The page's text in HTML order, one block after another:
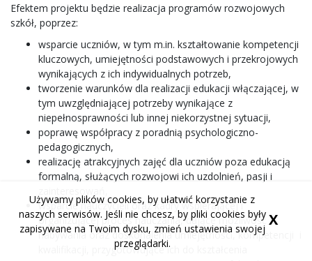
Efektem projektu będzie realizacja programów rozwojowych
szkół, poprzez:
wsparcie uczniów, w tym m.in. kształtowanie kompetencji
kluczowych, umiejętności podstawowych i przekrojowych
wynikających z ich indywidualnych potrzeb,
tworzenie warunków dla realizacji edukacji włączającej, w
tym uwzględniającej potrzeby wynikające z
niepełnosprawności lub innej niekorzystnej sytuacji,
poprawę współpracy z poradnią psychologiczno-
pedagogicznych,
realizację atrakcyjnych zajęć dla uczniów poza edukacją
formalną, służących rozwojowi ich uzdolnień, pasji i
wsparcie nauczycieli oraz kadry wspierającej i
organizującej proces nauczania, dające możliwość
nabywania oraz doskonalenia umiejętności, kompetencji i
kwalifikacji, przygotowujące ich do kształcenia
Używamy plików cookies, by ułatwić korzystanie z
naszych serwisów. Jeśli nie chcesz, by pliki cookies były
zapisywane na Twoim dysku, zmień ustawienia swojej
przeglądarki.
X